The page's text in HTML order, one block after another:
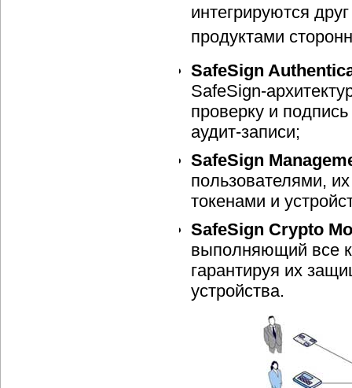
интегрируются
продуктами
SafeSign
SafeSign-
проверку и
аудит-записи;
SafeSign
пользователями,
токенами и
SafeSign Crypto
выполняющий все
гарантируя их
устройства.